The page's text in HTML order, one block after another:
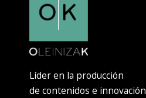
Líder en la producción
de contenidos e innovación